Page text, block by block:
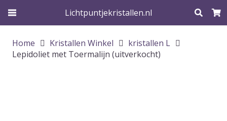
Lichtpuntjekristallen.nl
Home Kristallen Winkel
kristallen L
Lepidoliet met Toermalijn (uitverkocht)